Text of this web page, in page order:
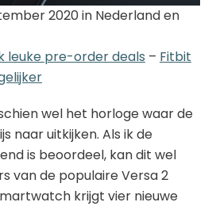
2020 in Nederland en
leuke pre-order deals – Fitbit
wel het horloge waar de
naar uitkijken. Als ik de
is beoordeel, kan dit wel
van de populaire Versa 2
krijgt vier nieuwe